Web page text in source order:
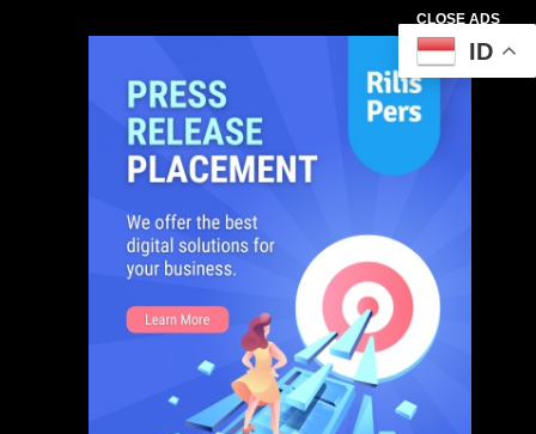
CLOSE ADS
ID